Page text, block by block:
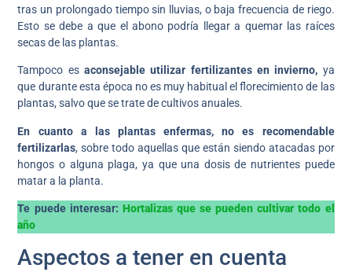
tras un prolongado tiempo sin lluvias, o baja frecuencia de riego.
Esto se debe a que el abono podría llegar a quemar las raíces
secas de las plantas.
Tampoco esaconsejable utilizar fertilizantes en invierno, ya
que durante esta época no es muy habitual el florecimiento de las
plantas, salvo que se trate de cultivos anuales.
En cuanto a las plantas enfermas, no es recomendable
fertilizarlas, sobre todo aquellas que están siendo atacadas por
hongos o alguna plaga, ya que una dosis de nutrientes puede
matar a la planta.
Te puede interesar: Hortalizas que se pueden cultivar todo el
año
Aspectos a tener en cuenta